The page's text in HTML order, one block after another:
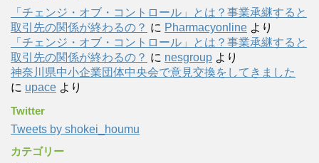
「チェンジ・オブ・コントロール」とは？事業承継すると
取引先の関係が終わるの？ に Pharmacyonline より
「チェンジ・オブ・コントロール」とは？事業承継すると
取引先の関係が終わるの？ に nesgroup より
神奈川県中小企業団体中央会で意見交換をしてきました
に upace より
Twitter
Tweets by shokei_houmu
カテゴリー